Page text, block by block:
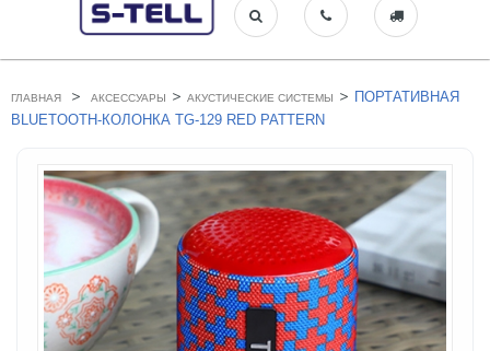
ГЛАВНАЯ > АКСЕССУАРЫ > АКУСТИЧЕСКИЕ СИСТЕМЫ > ПОРТАТИВНАЯ
BLUETOOTH-КОЛОНКА TG-129 RED PATTERN